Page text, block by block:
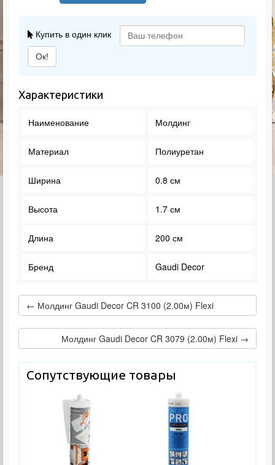
Купить в один клик
Ок!
Характеристики
Наименование Молдинг
Материал Полиуретан
Ширина 0.8 см
Высота 1.7 см
Длина 200 см
Бренд Gaudi Decor
← Молдинг Gaudi Decor CR 3100 (2.00м) Flexi
Молдинг Gaudi Decor CR 3079 (2.00м) Flexi →
Сопутствующие товары